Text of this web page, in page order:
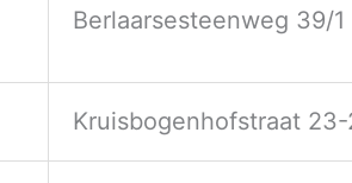
Berlaarsesteenweg 39/1
Kruisbogenhofstraat 23-